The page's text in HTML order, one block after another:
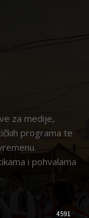
za medije,
programa te
i pohvalama
4591